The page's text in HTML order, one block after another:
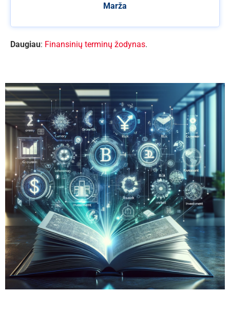
Marža
Daugiau: Finansinių terminų žodynas.